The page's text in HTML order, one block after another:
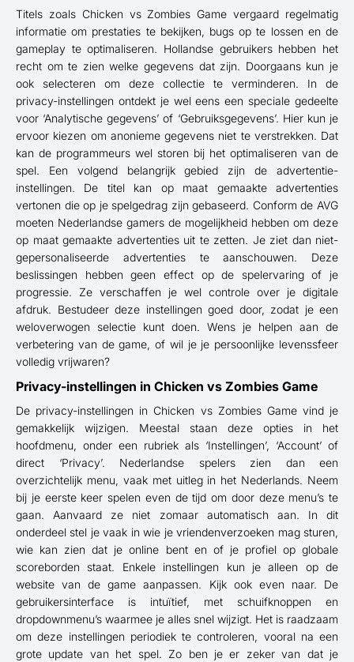
Titels zoals Chicken vs Zombies Game vergaard regelmatig
informatie om prestaties te bekijken, bugs op te lossen en de
gameplay te optimaliseren. Hollandse gebruikers hebben het
recht om te zien welke gegevens dat zijn. Doorgaans kun je
ook selecteren om deze collectie te verminderen. In de
privacy-instellingen ontdekt je wel eens een speciale gedeelte
voor ‘Analytische gegevens’ of ‘Gebruiksgegevens’. Hier kun je
ervoor kiezen om anonieme gegevens niet te verstrekken. Dat
kan de programmeurs wel storen bij het optimaliseren van de
spel. Een volgend belangrijk gebied zijn de advertentie-
instellingen. De titel kan op maat gemaakte advertenties
vertonen die op je spelgedrag zijn gebaseerd. Conform de AVG
moeten Nederlandse gamers de mogelijkheid hebben om deze
op maat gemaakte advertenties uit te zetten. Je ziet dan niet-
gepersonaliseerde advertenties te aanschouwen. Deze
beslissingen hebben geen effect op de spelervaring of je
progressie. Ze verschaffen je wel controle over je digitale
afdruk. Bestudeer deze instellingen goed door, zodat je een
weloverwogen selectie kunt doen. Wens je helpen aan de
verbetering van de game, of wil je je persoonlijke levenssfeer
volledig vrijwaren?
Privacy-instellingen in Chicken vs Zombies Game
De privacy-instellingen in Chicken vs Zombies Game vind je
gemakkelijk wijzigen. Meestal staan deze opties in het
hoofdmenu, onder een rubriek als ‘Instellingen’, ‘Account’ of
direct ‘Privacy’. Nederlandse spelers zien dan een
overzichtelijk menu, vaak met uitleg in het Nederlands. Neem
bij je eerste keer spelen even de tijd om door deze menu’s te
gaan. Aanvaard ze niet zomaar automatisch aan. In dit
onderdeel stel je vaak in wie je vriendenverzoeken mag sturen,
wie kan zien dat je online bent en of je profiel op globale
scoreborden staat. Enkele instellingen kun je alleen op de
website van de game aanpassen. Kijk ook even naar. De
gebruikersinterface is intuïtief, met schuifknoppen en
dropdownmenu’s waarmee je alles snel wijzigt. Het is raadzaam
om deze instellingen periodiek te controleren, vooral na een
grote update van het spel. Zo ben je er zeker van dat je